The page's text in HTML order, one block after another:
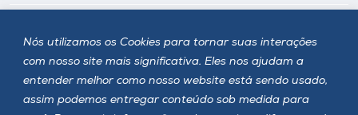
Nós utilizamos os Cookies para tornar suas interações
com nosso site mais significativa. Eles nos ajudam a
entender melhor como nosso website está sendo usado,
assim podemos entregar conteúdo sob medida para
Siga a Unoesc